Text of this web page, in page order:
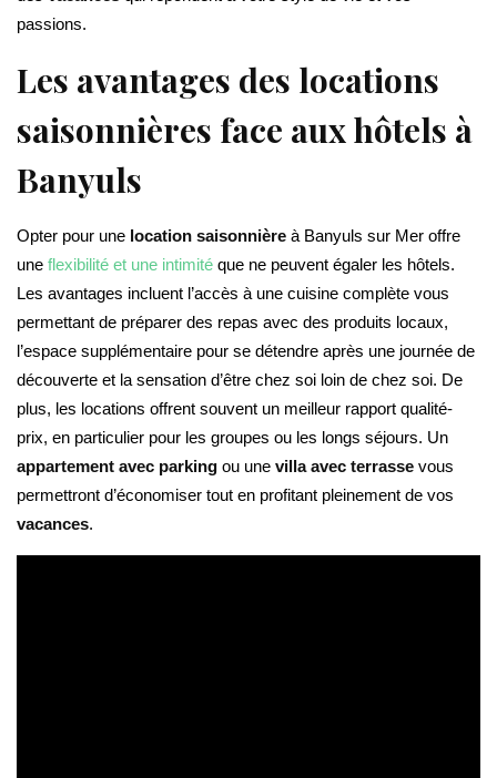
passions.
Les avantages des locations
saisonnières face aux hôtels à
Banyuls
Opter pour une location saisonnière à Banyuls sur Mer offre
une flexibilité et une intimité que ne peuvent égaler les hôtels.
Les avantages incluent l’accès à une cuisine complète vous
permettant de préparer des repas avec des produits locaux,
l’espace supplémentaire pour se détendre après une journée de
découverte et la sensation d’être chez soi loin de chez soi. De
plus, les locations offrent souvent un meilleur rapport qualité-
prix, en particulier pour les groupes ou les longs séjours. Un
appartement avec parking ou une villa avec terrasse vous
permettront d’économiser tout en profitant pleinement de vos
vacances.